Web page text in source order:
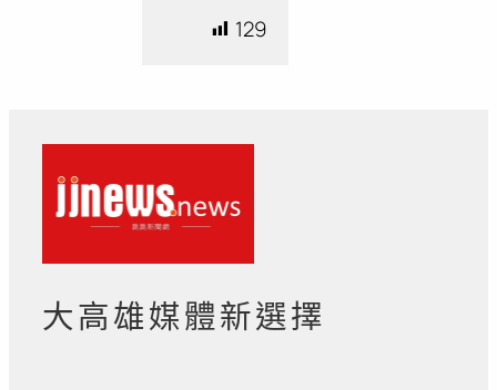
129
大高雄媒體新選擇